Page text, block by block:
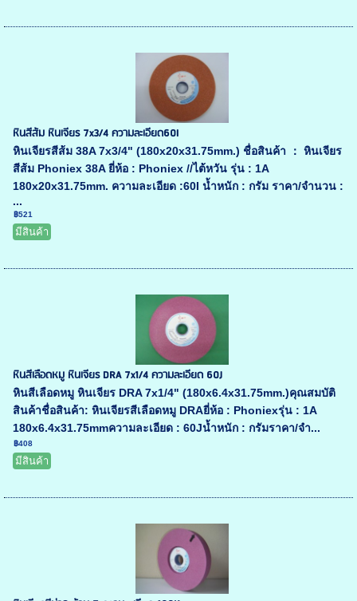
หินสีส้ม หินเจียร 7x3/4 ความละเอียด60I
หินเจียรสีส้ม 38A 7x3/4" (180x20x31.75mm.) ชื่อสินค้า ： หินเจียร
สีส้ม Phoniex 38A ยี่ห้อ : Phoniex //ไต้หวัน รุ่น : 1A
180x20x31.75mm. ความละเอียด :60I น้ำหนัก : กรัม ราคา/จำนวน :
...
฿521
มีสินค้า
หินสีเลือดหมู หินเจียร DRA 7x1/4 ความละเอียด 60J
หินสีเลือดหมู หินเจียร DRA 7x1/4" (180x6.4x31.75mm.)คุณสมบัติ
สินค้าชื่อสินค้า: หินเจียรสีเลือดหมู DRAยี่ห้อ : Phoniexรุ่น : 1A
180x6.4x31.75mmความละเอียด : 60Jน้ำหนัก : กรัมราคา/จำ...
฿408
มีสินค้า